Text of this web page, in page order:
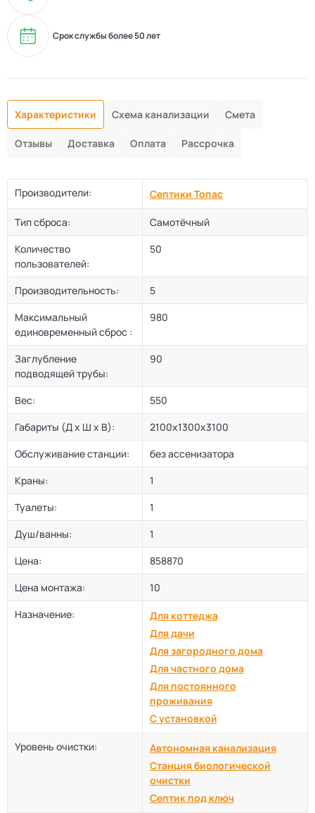
Срок службы более 50 лет
Характеристики Схема канализации Смета
Отзывы Доставка Оплата Рассрочка
Производители: Септики Топас
Тип сброса:
Самотёчный
Количество
пользователей:
50
Производительность:
5
Максимальный
единовременный сброс :
980
Заглубление
подводящей трубы:
90
Вес:
550
Габариты (Д х Ш х В):
2100х1300х3100
Обслуживание станции:
без ассенизатора
Краны:
1
Туалеты:
1
Душ/ванны:
1
Цена:
858870
Цена монтажа:
10
Назначение:
Для коттеджа
Для дачи
Для загородного дома
Для частного дома
Для постоянного
проживания
С установкой
Уровень очистки:
Автономная канализация
Станция биологической
очистки
Септик под ключ